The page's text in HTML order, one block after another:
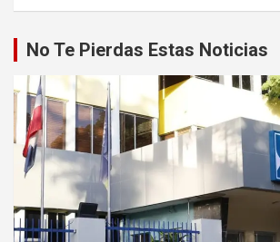
No Te Pierdas Estas Noticias